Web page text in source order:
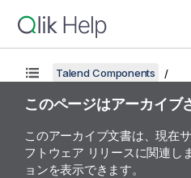
Talend Components
このページはアーカイブ
このアーカイブ文書は、現在
フトウェア リリースに関連し
ョンを表示できます。